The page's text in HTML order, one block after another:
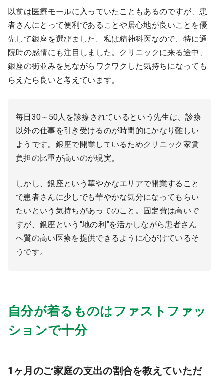
以前は医療モールに入っていたこともあるのですが、患
者さんにとって便利であることや居心地が良いことを優
先して銀座を選びました。私は精神科医なので、特に通
院時の感情にも注目しました。クリニックに来る途中、
銀座の街並みを見ながらワクワクした気持ちになっても
らえたら良いと考えています。
毎日30～50人を診療されているという先生は、診療
以外の仕事を引き受けるのが時間的にかなり難しい
ようです。銀座で開業しているためクリニック家賃
負担の比重が高いのが現実。
しかし、銀座という華やかなエリアで開業すること
で患者さんに少しでも華やかな気分になってもらい
たいという気持ちがあってのこと。固定費は高いで
すが、銀座という“地の利”を活かしながら患者さん
へ質の高い医療を提供できるように心がけているそ
うです。
自分が着るものはファストファッ
ションで十分
1ヶ月のご家庭の支出の割合を教えていただ